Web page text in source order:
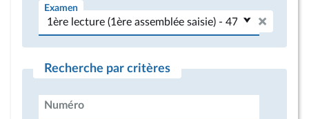
Examen
Recherche par critères
Numéro